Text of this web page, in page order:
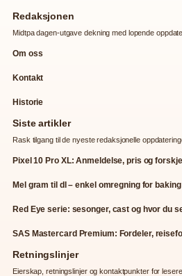
Redaksjonen
Midtpa dagen-utgave dekning med lopende
Om oss
Kontakt
Historie
Siste artikler
Rask tilgang til de nyeste redaksjonelle
Pixel 10 Pro XL: Anmeldelse, pris og
Mel gram til dl – enkel omregning for baking
Red Eye serie: sesonger, cast og hvor du
SAS Mastercard Premium: Fordeler,
Retningslinjer
Eierskap, retningslinjer og kontaktpunkter for lesere.